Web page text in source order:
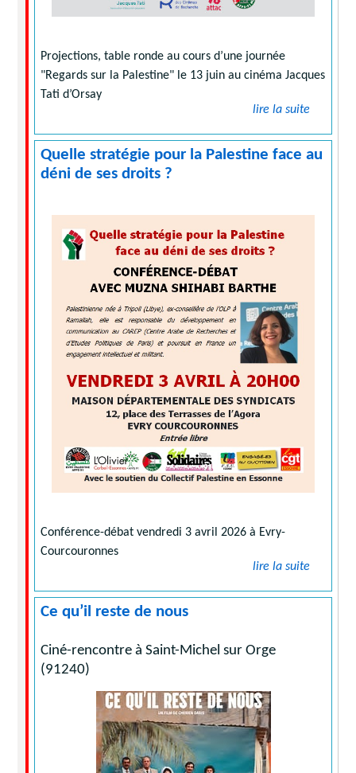
Projections, table ronde au cours d’une journée
"Regards sur la Palestine" le 13 juin au cinéma Jacques
Tati d’Orsay
lire la suite
Quelle stratégie pour la Palestine face au
déni de ses droits ?
Conférence-débat vendredi 3 avril 2026 à Evry-
Courcouronnes
lire la suite
Ce qu’il reste de nous
Ciné-rencontre à Saint-Michel sur Orge
(91240)